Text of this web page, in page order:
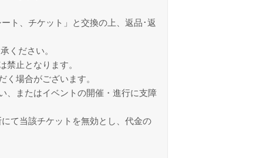
ト、チケット」と交換の上、返品･返
ください。
止となります。
場合がございます。
、またはイベントの開催・進行に支障
て当該チケットを無効とし、代金の